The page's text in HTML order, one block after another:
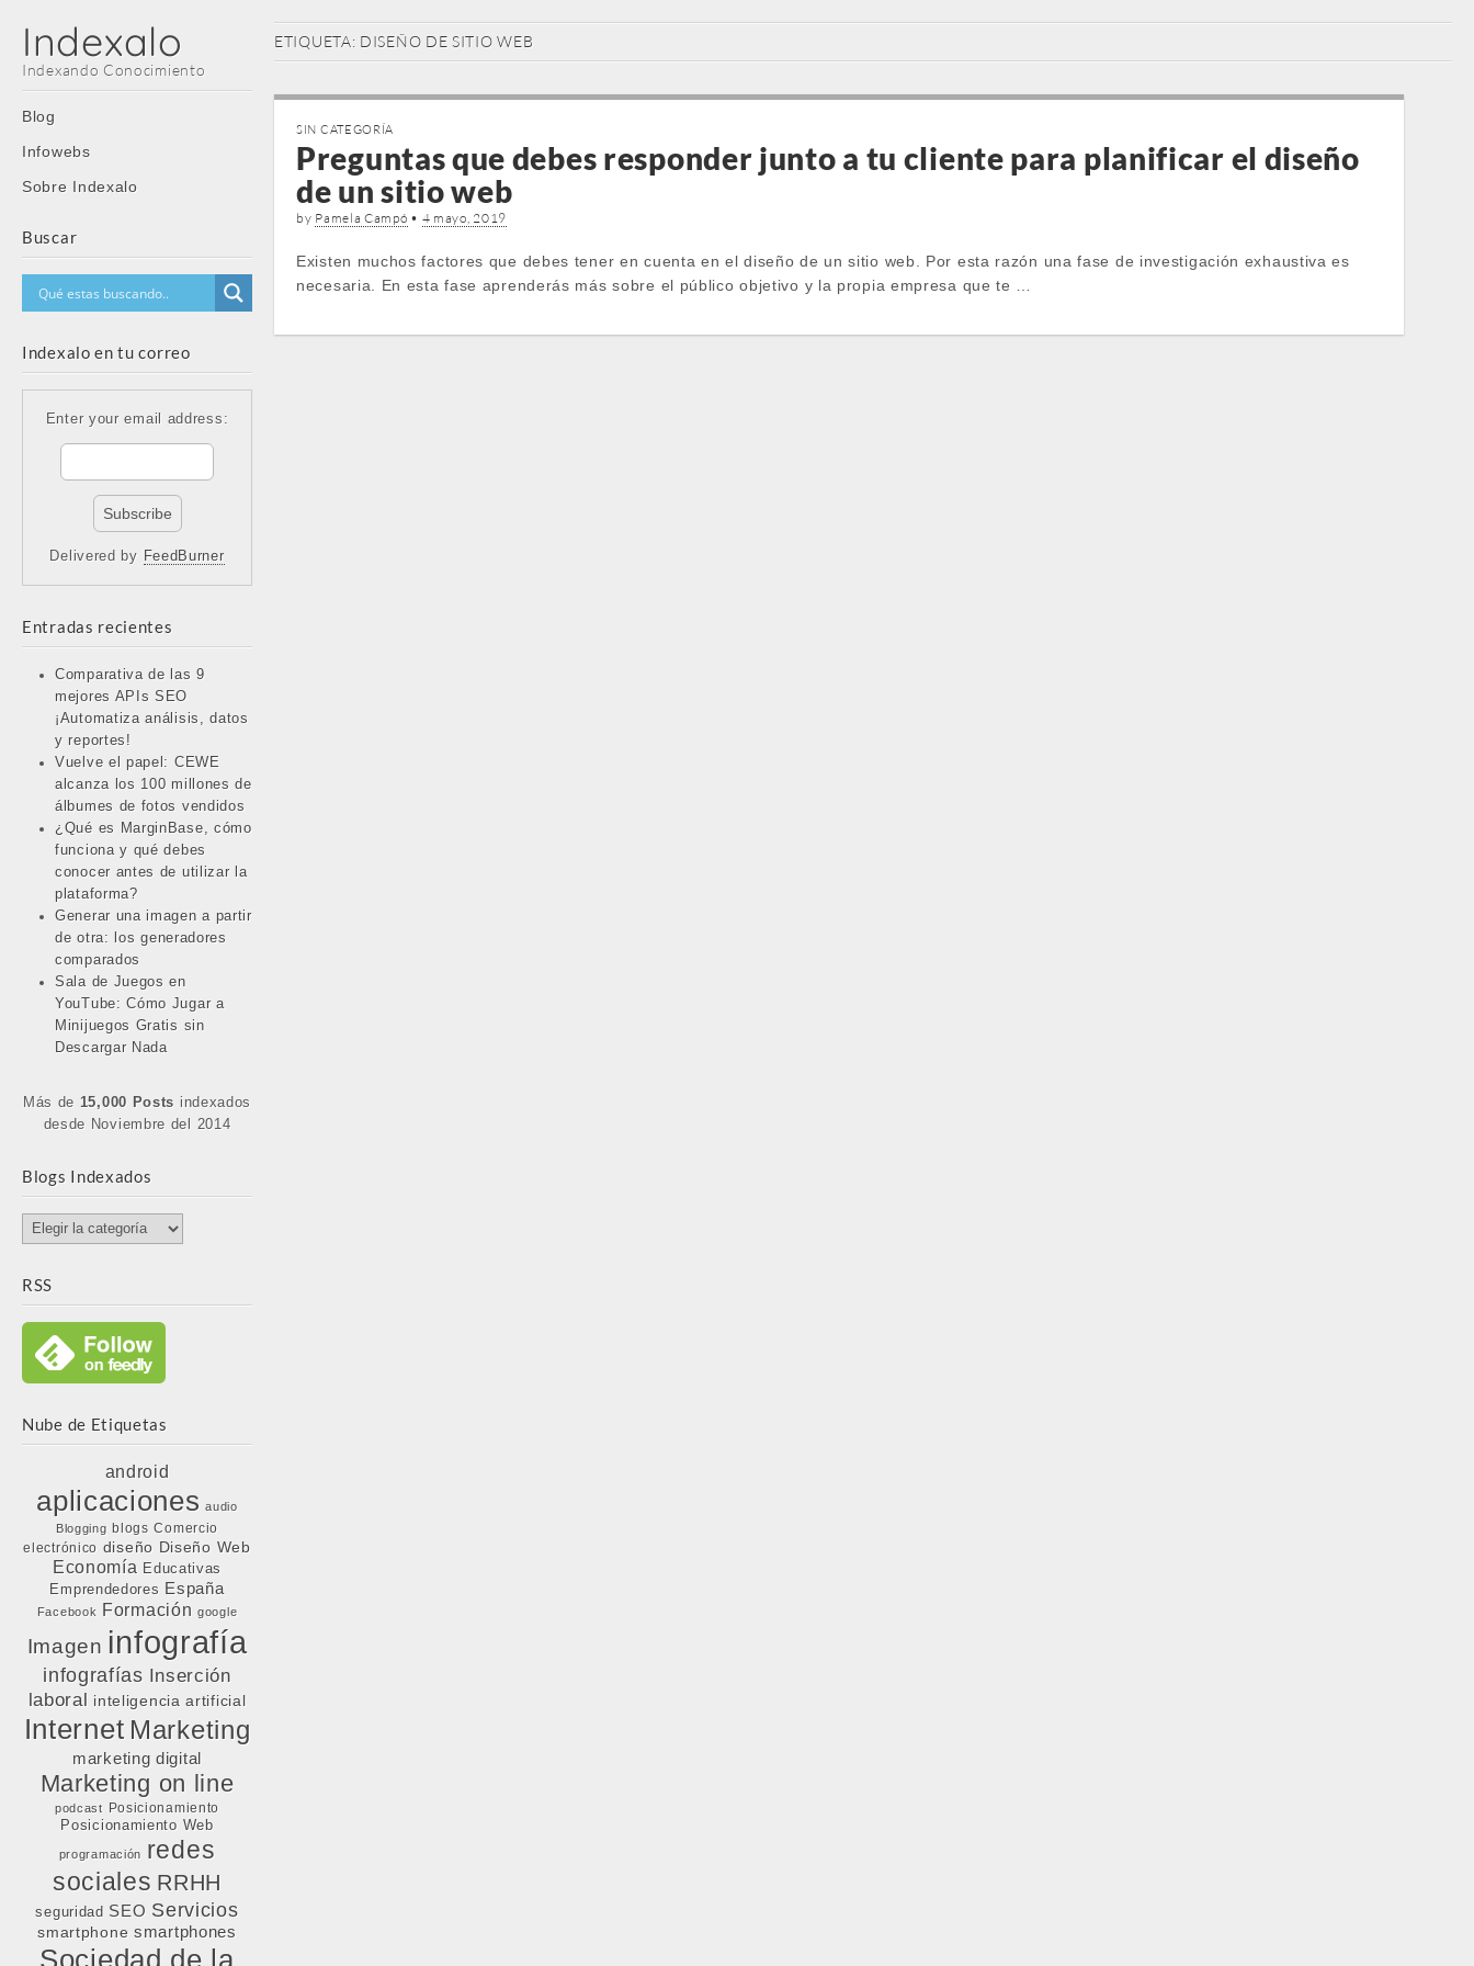
Indexalo
Indexando Conocimiento
Main
menu
Skip
content
Blog
Infowebs
Sobre Indexalo
Buscar
Indexalo en tu correo
Enter your email address:
Delivered by FeedBurner
Entradas recientes
Comparativa de las 9
mejores APIs SEO
¡Automatiza análisis, datos
y reportes!
Vuelve el papel: CEWE
alcanza los 100 millones de
álbumes de fotos vendidos
¿Qué es MarginBase, cómo
funciona y qué debes
conocer antes de utilizar la
plataforma?
Generar una imagen a partir
de otra: los generadores
comparados
Sala de Juegos en
YouTube: Cómo Jugar a
Minijuegos Gratis sin
Descargar Nada
Más de 15,000 Posts indexados
desde Noviembre del 2014
Blogs Indexados
Blogs
Indexados
RSS
Nube de Etiquetas
android
aplicaciones audio
Blogging blogs Comercio
electrónico diseño Diseño Web
Economía Educativas
Emprendedores España
Facebook Formación google
Imagen infografía
infografías Inserción
laboral inteligencia artificial
Internet Marketing
marketing digital
Marketing on line
podcast
Posicionamiento
Posicionamiento Web
programación redes
sociales RRHH
seguridad SEO Servicios
smartphone smartphones
Sociedad de la
ETIQUETA: DISEÑO DE SITIO WEB
SIN CATEGORÍA
Preguntas que debes responder junto a tu cliente para planificar el diseño
de un sitio web
by Pamela Campó • 4 mayo, 2019
Existen muchos factores que debes tener en cuenta en el diseño de un sitio web. Por esta razón una fase de investigación exhaustiva es
necesaria. En esta fase aprenderás más sobre el público objetivo y la propia empresa que te …